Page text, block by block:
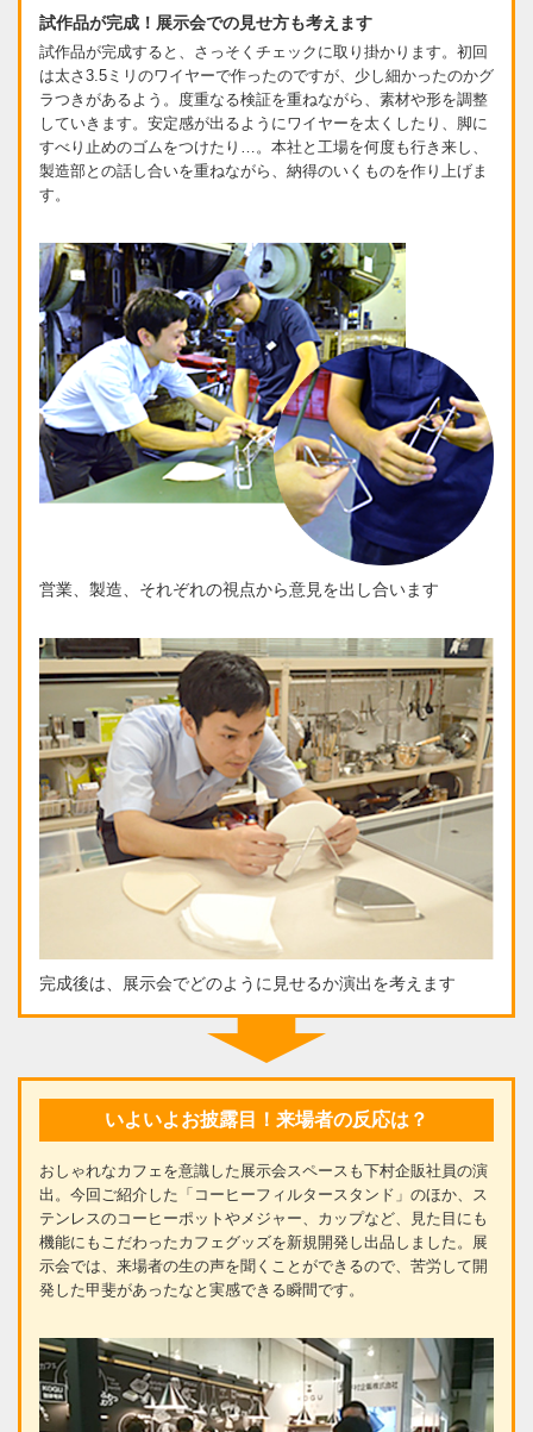
試作品が完成！展示会での見せ方も考えます
試作品が完成すると、さっそくチェックに取り掛かります。初回
は太さ3.5ミリのワイヤーで作ったのですが、少し細かったのかグ
ラつきがあるよう。度重なる検証を重ねながら、素材や形を調整
していきます。安定感が出るようにワイヤーを太くしたり、脚に
すべり止めのゴムをつけたり…。本社と工場を何度も行き来し、
製造部との話し合いを重ねながら、納得のいくものを作り上げま
す。
営業、製造、それぞれの視点から意見を出し合います
完成後は、展示会でどのように見せるか演出を考えます
いよいよお披露目！来場者の反応は？
おしゃれなカフェを意識した展示会スペースも下村企販社員の演
出。今回ご紹介した「コーヒーフィルタースタンド」のほか、ス
テンレスのコーヒーポットやメジャー、カップなど、見た目にも
機能にもこだわったカフェグッズを新規開発し出品しました。展
示会では、来場者の生の声を聞くことができるので、苦労して開
発した甲斐があったなと実感できる瞬間です。